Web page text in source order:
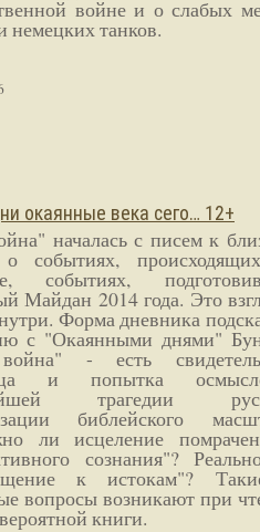
войне и о слабых
немецких танков.
окаянные века сего… 12+
началась с писем к
событиях,
событиях,
Майдан 2014 года. Это
Форма дневника
с "Окаянными днями"
- есть
и попытка
трагедии
библейского
ли исцеление
сознания"?
к истокам"?
вопросы возникают при
книги.